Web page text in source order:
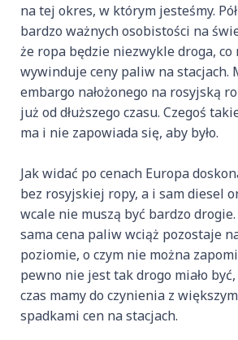
na tej okres, w którym jesteśmy.
bardzo ważnych osobistości na
że ropa będzie niezwykle droga, co
wywinduje ceny paliw na stacjach.
embargo nałożonego na rosyjską
już od dłuższego czasu. Czegoś
ma i nie zapowiada się, aby było.
Jak widać po cenach Europa
bez rosyjskiej ropy, a i sam diesel
wcale nie muszą być bardzo drogie.
sama cena paliw wciąż pozostaje
poziomie, o czym nie można
pewno nie jest tak drogo miało być,
czas mamy do czynienia z
spadkami cen na stacjach.